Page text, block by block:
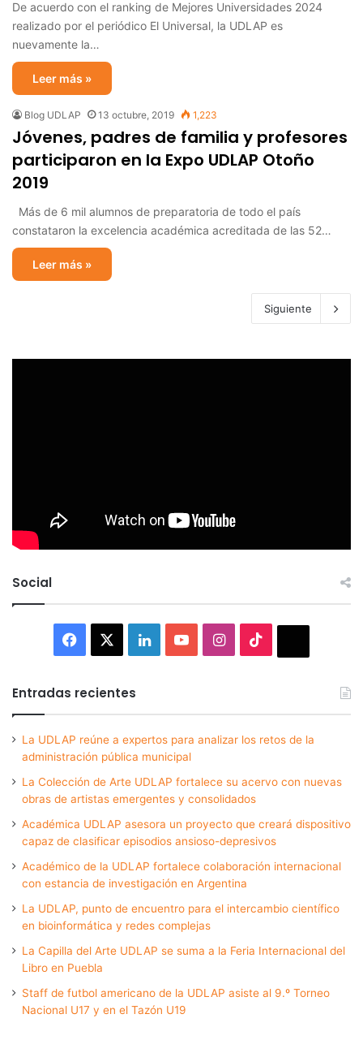
De acuerdo con el ranking de Mejores Universidades 2024
realizado por el periódico El Universal, la UDLAP es
nuevamente la…
Leer más »
Blog UDLAP 13 octubre, 2019 1,223
Jóvenes, padres de familia y profesores
participaron en la Expo UDLAP Otoño
2019
Más de 6 mil alumnos de preparatoria de todo el país
constataron la excelencia académica acreditada de las 52…
Leer más »
Siguiente
Social
Facebook LinkedInYouTubeInstagram
Entradas recientes
La UDLAP reúne a expertos para analizar los retos de la
administración pública municipal
La Colección de Arte UDLAP fortalece su acervo con nuevas
obras de artistas emergentes y consolidados
Académica UDLAP asesora un proyecto que creará dispositivo
capaz de clasificar episodios ansioso-depresivos
Académico de la UDLAP fortalece colaboración internacional
con estancia de investigación en Argentina
La UDLAP, punto de encuentro para el intercambio científico
en bioinformática y redes complejas
La Capilla del Arte UDLAP se suma a la Feria Internacional del
Libro en Puebla
Staff de futbol americano de la UDLAP asiste al 9.º Torneo
Nacional U17 y en el Tazón U19